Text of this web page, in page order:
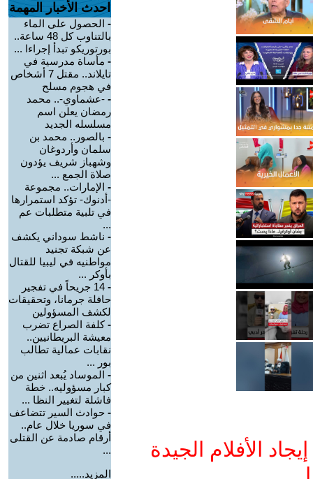
الأفلام الجيدة
احدث الأخبار المهمة
- الحصول على الماء
بالتناوب كل 48 ساعة..
بورتوريكو تبدأ إجراءا ...
- مأساة مدرسية في
تايلاند.. مقتل 7 أشخاص
في هجوم مسلح
- -عشماوي-.. محمد
رمضان يعلن اسم
مسلسله الجديد
- بالصور.. محمد بن
سلمان وأردوغان
وشهباز شريف يؤدون
صلاة الجمع ...
- الإمارات.. مجموعة
-أدنوك- تؤكد استمرارها
في تلبية متطلبات عم
...
- ناشط سوداني يكشف
عن شبكة تجنيد
مواطنيه في ليبيا للقتال
بأوكر ...
-
14 جريحاً في تفجير
حافلة جرمانا، وتحقيقات
لكشف المسؤولين
-كلفة الصراع تضرب
معيشة البريطانيين..
نقابات عمالية تطالب
بور ...
- الموساد يُبعد اثنين من
كبار مسؤوليه.. خطة
فاشلة لتغيير النظا ...
- حوادث السير تتضاعف
في سوريا خلال عام..
أرقام صادمة عن القتلى
...
المزيد.....